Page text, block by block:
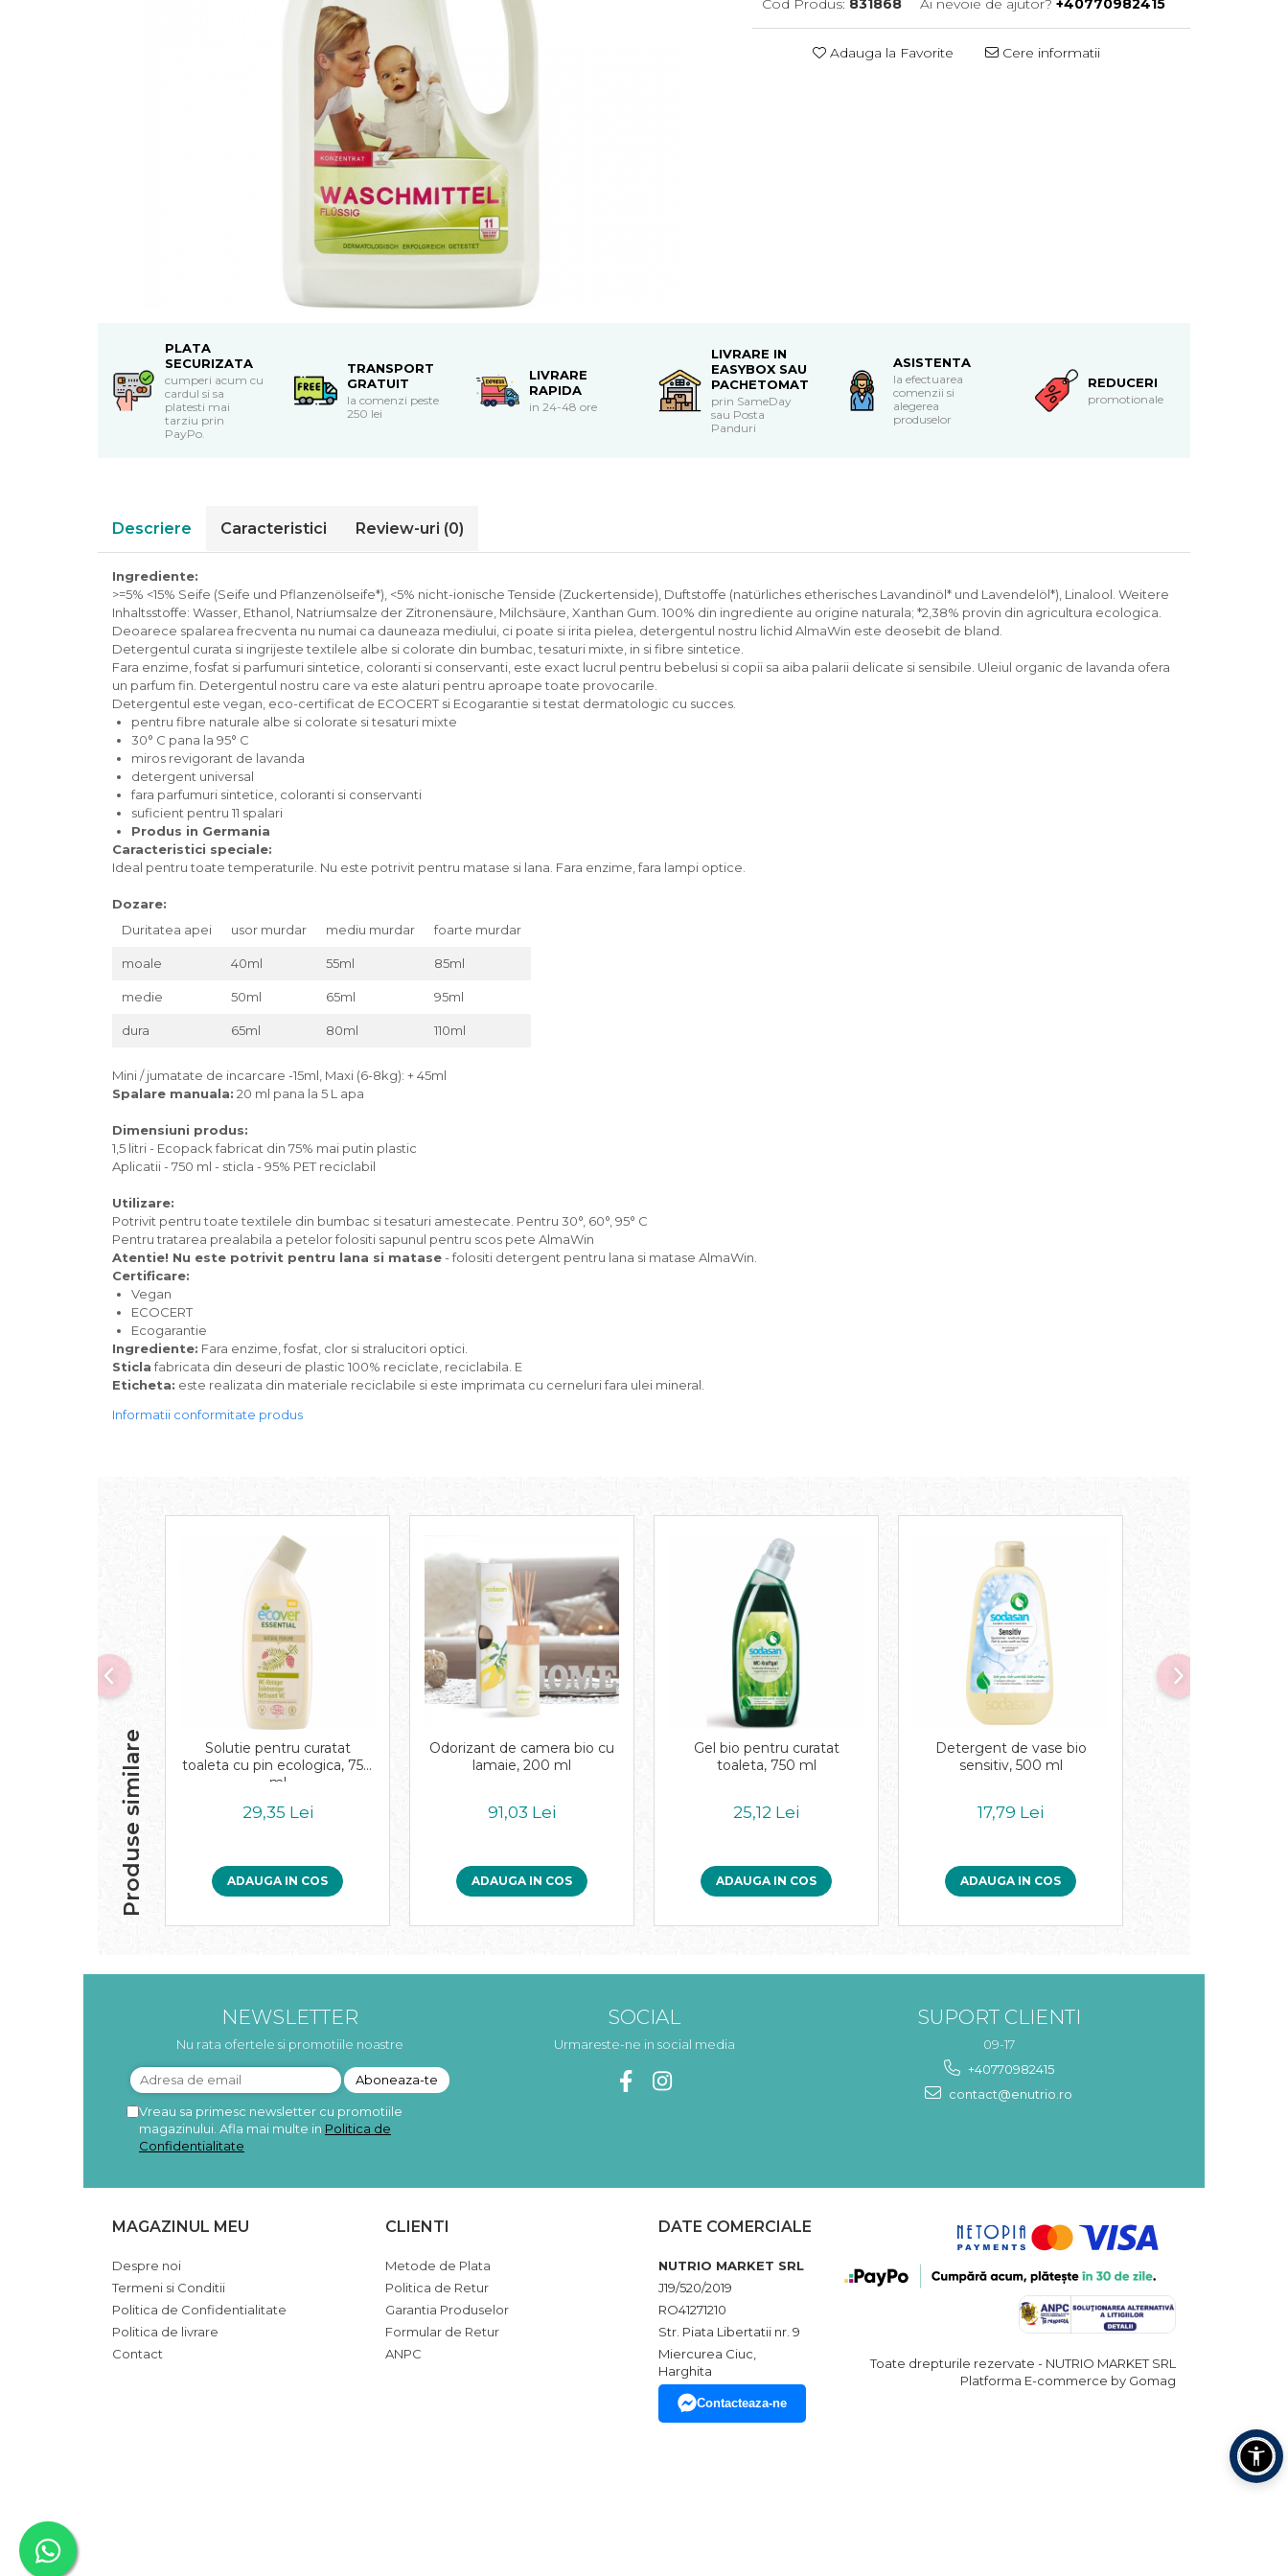
Dulceata si creme bio
Creme bio din nuci si alune
Biscuiti si napolitane bio
Guma de mestecat bio
Sticksuri, chipsuri si covrigei
Fructe, nuci, alune si seminte
Fructe bio uscate
Seminte bio din plante oleaginoase
Seminte bio pentru germinat
Ingrediente patiserie bio
Inghetata bio si decoratiuni
Masline bio si antipasti
Fulgi din cereale bio
Orez bio si leguminoase
Legume bio in conserva
Paste bio din emmer
Paste bio din grau
Paste bio din spelta
Paste bio fara gluten
Paste bio pentru copii
Paste fainoase bio
Pateu, sosuri si conserve
Conserve de peste bio
Sucuri din fructe si legume bio
Superalimente
Superalimente bio
Uleiuri, grasimi si otet
Ulei de masline bio
Uleiuri esentiale alimentare bio
Cod Produs: 831868 Ai nevoie de ajutor? +40770982415
Adauga la Favorite Cere informatii
PLATA
SECURIZATA
cumperi acum cu
cardul si sa
platesti mai
tarziu prin
PayPo.
TRANSPORT
GRATUIT
la comenzi peste
250 lei
LIVRARE
RAPIDA
in 24-48 ore
LIVRARE IN
EASYBOX SAU
PACHETOMAT
prin SameDay
sau Posta
Panduri
ASISTENTA
la efectuarea
comenzii si
alegerea
produselor
REDUCERI
promotionale
Descriere Caracteristici Review-uri (0)
Ingrediente:
>=5% <15% Seife (Seife und Pflanzenölseife*), <5% nicht-ionische Tenside (Zuckertenside), Duftstoffe (natürliches etherisches Lavandinöl* und Lavendelöl*), Linalool. Weitere
Inhaltsstoffe: Wasser, Ethanol, Natriumsalze der Zitronensäure, Milchsäure, Xanthan Gum. 100% din ingrediente au origine naturala; *2,38% provin din agricultura ecologica.
Deoarece spalarea frecventa nu numai ca dauneaza mediului, ci poate si irita pielea, detergentul nostru lichid AlmaWin este deosebit de bland.
Detergentul curata si ingrijeste textilele albe si colorate din bumbac, tesaturi mixte, in si fibre sintetice.
Fara enzime, fosfat si parfumuri sintetice, coloranti si conservanti, este exact lucrul pentru bebelusi si copii sa aiba palarii delicate si sensibile. Uleiul organic de lavanda ofera
un parfum fin. Detergentul nostru care va este alaturi pentru aproape toate provocarile.
Detergentul este vegan, eco-certificat de ECOCERT si Ecogarantie si testat dermatologic cu succes.
pentru fibre naturale albe si colorate si tesaturi mixte
30° C pana la 95° C
miros revigorant de lavanda
detergent universal
fara parfumuri sintetice, coloranti si conservanti
suficient pentru 11 spalari
Produs in Germania
Caracteristici speciale:
Ideal pentru toate temperaturile. Nu este potrivit pentru matase si lana. Fara enzime, fara lampi optice.
Dozare:
Duritatea apei
usor murdar mediu murdar foarte murdar
moale 40ml 55ml 85ml
medie 50ml 65ml 95ml
dura 65ml 80ml 110ml
Mini / jumatate de incarcare -15ml, Maxi (6-8kg): + 45ml
Spalare manuala: 20 ml pana la 5 L apa
Dimensiuni produs:
1,5 litri - Ecopack fabricat din 75% mai putin plastic
Aplicatii - 750 ml - sticla - 95% PET reciclabil
Utilizare:
Potrivit pentru toate textilele din bumbac si tesaturi amestecate. Pentru 30°, 60°, 95° C
Pentru tratarea prealabila a petelor folositi sapunul pentru scos pete AlmaWin
Atentie! Nu este potrivit pentru lana si matase- folositi detergent pentru lana si matase AlmaWin.
Certificare:
Vegan
ECOCERT
Ecogarantie
Ingrediente: Fara enzime, fosfat, clor si stralucitori optici.
Sticlafabricata din deseuri de plastic 100% reciclate, reciclabila. E
Eticheta: este realizata din materiale reciclabile si este imprimata cu cerneluri fara ulei mineral.
Informatii conformitate produs
Produse similare
Solutie pentru curatat
toaleta cu pin ecologica, 750
ml
29,35 Lei
ADAUGA IN COS
Odorizant de camera bio cu
lamaie, 200 ml
91,03 Lei
ADAUGA IN COS
Gel bio pentru curatat
toaleta, 750 ml
25,12 Lei
ADAUGA IN COS
Detergent de vase bio
sensitiv, 500 ml
17,79 Lei
ADAUGA IN COS
NEWSLETTER
Nu rata ofertele si promotiile noastre
Vreau sa primesc newsletter cu promotiile
magazinului. Afla mai multe in Politica de
Confidentialitate
SOCIAL
Urmareste-ne in social media
SUPORT CLIENTI
09-17
+40770982415
contact@enutrio.ro
MAGAZINUL MEU
Despre noi
Termeni si Conditii
Politica de Confidentialitate
Politica de livrare
Contact
CLIENTI
Metode de Plata
Politica de Retur
Garantia Produselor
Formular de Retur
ANPC
DATE COMERCIALE
NUTRIO MARKET SRL
J19/520/2019
RO41271210
Str. Piata Libertatii nr. 9
Miercurea Ciuc,
Harghita
Contacteaza-ne
Toate drepturile rezervate - NUTRIO MARKET SRL
Platforma E-commerce by Gomag